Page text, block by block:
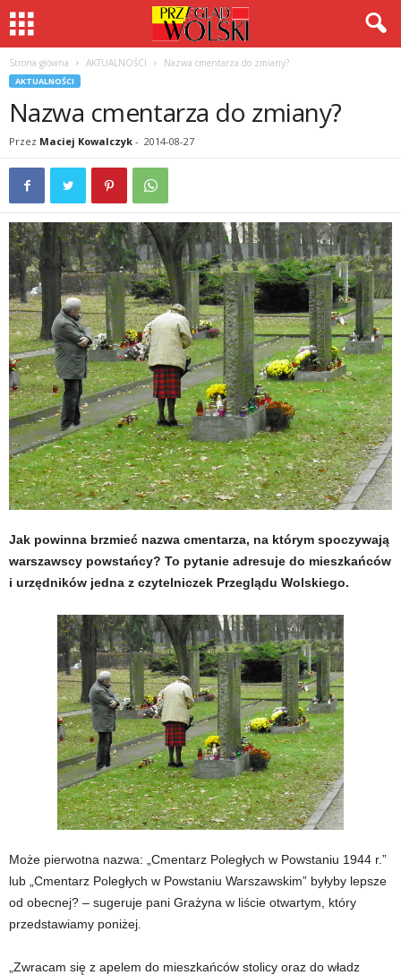
Strona główna AKTUALNOŚCI Nazwa cmentarza do zmiany?
AKTUALNOŚCI
Nazwa cmentarza do zmiany?
Przez Maciej Kowalczyk - 2014-08-27
Jak powinna brzmieć nazwa cmentarza, na którym spoczywają
warszawscy powstańcy? To pytanie adresuje do mieszkańców
i urzędników jedna z czytelniczek Przeglądu Wolskiego.
Może pierwotna nazwa: „Cmentarz Poległych w Powstaniu 1944 r.”
lub „Cmentarz Poległych w Powstaniu Warszawskim” byłyby lepsze
od obecnej? – sugeruje pani Grażyna w liście otwartym, który
przedstawiamy poniżej.
„Zwracam się z apelem do mieszkańców stolicy oraz do władz